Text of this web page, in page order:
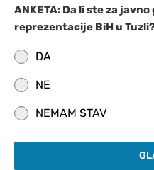
ANKETA: Da li ste za
reprezentacije BiH u
DA
NE
NEMAM STAV